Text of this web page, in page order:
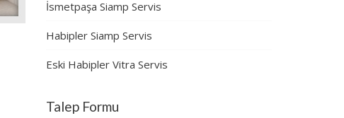
İsmetpaşa Siamp Servis
Habipler Siamp Servis
Eski Habipler Vitra Servis
Talep Formu